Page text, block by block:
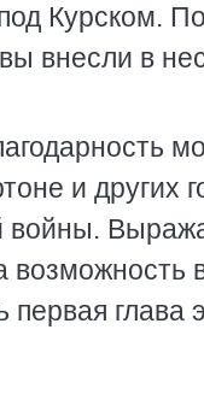
Курском.
внесли в
и других
войны.
возможность
первая глава